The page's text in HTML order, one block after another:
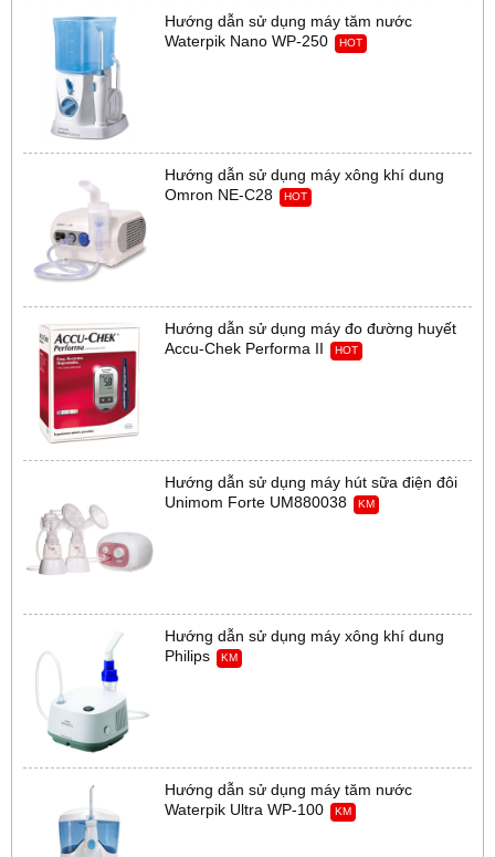
Hướng dẫn sử dụng máy tăm nước
Waterpik Nano WP-250
HOT
Hướng dẫn sử dụng máy xông khí dung
Omron NE-C28
HOT
Hướng dẫn sử dụng máy đo đường huyết
Accu-Chek Performa II
HOT
Hướng dẫn sử dụng máy hút sữa điện đôi
Unimom Forte UM880038
KM
Hướng dẫn sử dụng máy xông khí dung
Philips
KM
Hướng dẫn sử dụng máy tăm nước
Waterpik Ultra WP-100
KM